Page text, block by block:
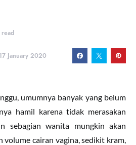
17 January 2020
umumnya banyak yang belum
hamil karena tidak merasakan
sebagian wanita mungkin akan
volume cairan vagina, sedikit kram,